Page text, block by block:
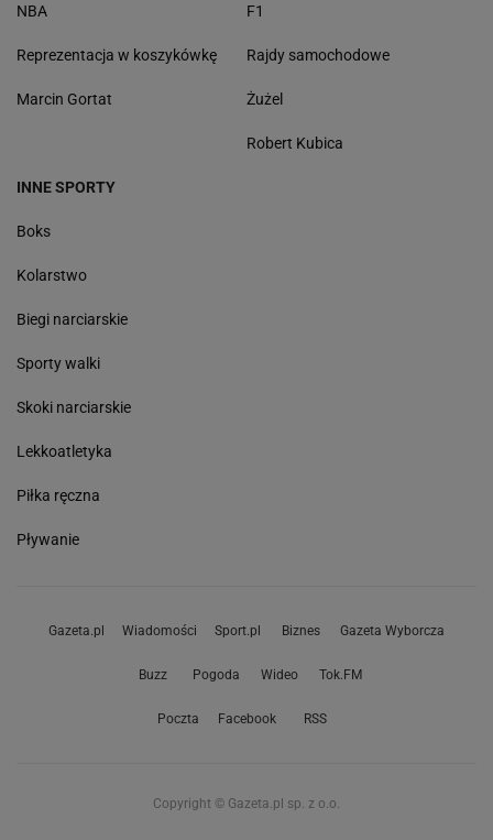
NBA
Reprezentacja w koszykówkę
Marcin Gortat
F1
Rajdy samochodowe
Żużel
Robert Kubica
INNE SPORTY
Boks
Kolarstwo
Biegi narciarskie
Sporty walki
Skoki narciarskie
Lekkoatletyka
Piłka ręczna
Pływanie
Gazeta.pl Wiadomości Sport.pl Biznes Gazeta Wyborcza
Buzz Pogoda Wideo Tok.FM
Poczta Facebook RSS
Copyright © Gazeta.pl sp. z o.o.